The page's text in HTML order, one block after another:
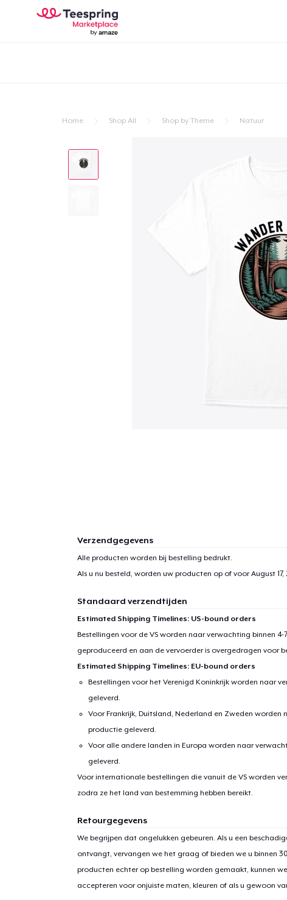
Home Shop All Shop by Theme Natuur
Verzendgegevens
Alle producten worden bij bestelling bedrukt.
Als u nu besteld, worden uw producten op of voorAugust 17,
Standaard verzendtijden
Estimated Shipping Timelines: US-bound orders
Bestellingen voor de VS worden naar verwachting binnen
geproduceerd en aan de vervoerder is overgedragen voor
Estimated Shipping Timelines: EU-bound orders
Bestellingen voor het Verenigd Koninkrijk worden naar
geleverd.
Voor Frankrijk, Duitsland, Nederland en Zweden worden
productie geleverd.
Voor alle andere landen in Europa worden naar
geleverd.
Voor internationale bestellingen die vanuit de VS worden
zodra ze het land van bestemming hebben bereikt.
Retourgegevens
We begrijpen dat ongelukken gebeuren. Als u een
ontvangt, vervangen we het graag of bieden we u binnen
producten echter op bestelling worden gemaakt, kunnen
accepteren voor onjuiste maten, kleuren of als u gewoon
1